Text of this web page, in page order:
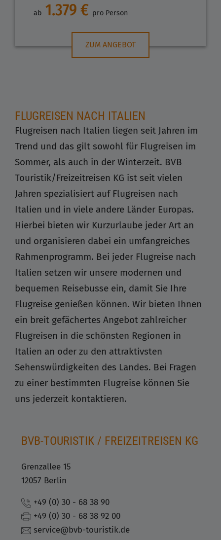
ab 1.379 € pro Person
ZUM ANGEBOT
FLUGREISEN NACH ITALIEN
Flugreisen nach Italien liegen seit Jahren im
Trend und das gilt sowohl für Flugreisen im
Sommer, als auch in der Winterzeit. BVB
Touristik/Freizeitreisen KG ist seit vielen
Jahren spezialisiert auf Flugreisen nach
Italien und in viele andere Länder Europas.
Hierbei bieten wir Kurzurlaube jeder Art an
und organisieren dabei ein umfangreiches
Rahmenprogramm. Bei jeder Flugreise nach
Italien setzen wir unsere modernen und
bequemen Reisebusse ein, damit Sie Ihre
Flugreise genießen können. Wir bieten Ihnen
ein breit gefächertes Angebot zahlreicher
Flugreisen in die schönsten Regionen in
Italien an oder zu den attraktivsten
Sehenswürdigkeiten des Landes. Bei Fragen
zu einer bestimmten Flugreise können Sie
uns jederzeit kontaktieren.
BVB-TOURISTIK / FREIZEITREISEN KG
Grenzallee 15
12057 Berlin
+49 (0) 30 - 68 38 90
+49 (0) 30 - 68 38 92 00
service@bvb-touristik.de